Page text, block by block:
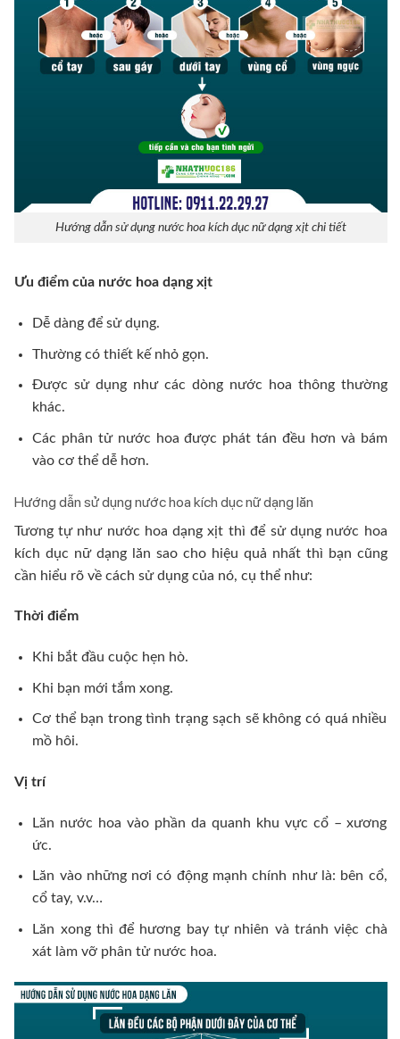
Hướng dẫn sử dụng nước hoa kích dục nữ dạng xịt chi tiết
Ưu điểm của nước hoa dạng xịt
Dễ dàng để sử dụng.
Thường có thiết kế nhỏ gọn.
Được sử dụng như các dòng nước hoa thông thường
khác.
Các phân tử nước hoa được phát tán đều hơn và bám
vào cơ thể dễ hơn.
Hướng dẫn sử dụng nước hoa kích dục nữ dạng lăn
Tương tự như nước hoa dạng xịt thì để sử dụng nước hoa
kích dục nữ dạng lăn sao cho hiệu quả nhất thì bạn cũng
cần hiểu rõ về cách sử dụng của nó, cụ thể như:
Thời điểm
Khi bắt đầu cuộc hẹn hò.
Khi bạn mới tắm xong.
Cơ thể bạn trong tình trạng sạch sẽ không có quá nhiều
mồ hôi.
Vị trí
Lăn nước hoa vào phần da quanh khu vực cổ – xương
ức.
Lăn vào những nơi có động mạnh chính như là: bên cổ,
cổ tay, v.v…
Lăn xong thì để hương bay tự nhiên và tránh việc chà
xát làm vỡ phân tử nước hoa.